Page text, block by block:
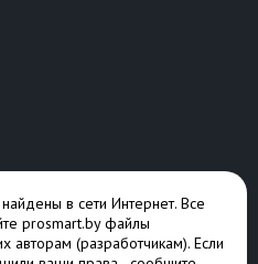
в сети Интернет. Все
prosmart.by файлы
авторам (разработчикам). Если